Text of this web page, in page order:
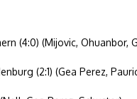
(4:0) (Mijovic, Ohuanbor,
(2:1) (Gea Perez,